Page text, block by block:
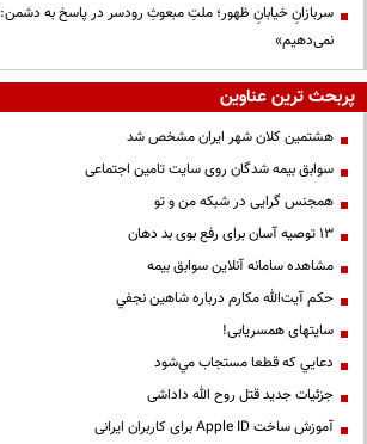
سربازانِ خیابانِ ظهور؛ ملتِ مبعوثِ رودسر در پاسخ به دشمن:
نمی‌دهیم»
پربحث ترین عناوین
هشتمین کلان شهر ایران مشخص شد
سوابق بیمه شدگان روی سایت تامین اجتماعی
همجنس گرایی در شبکه من و تو
13 توصیه آسان برای رفع بوی بد دهان
مشاهده سامانه آنلاين سوابق بیمه
حكم آيت‌الله مكارم درباره شاهين نجفي
سایتهای همسریابی!
دعايي كه قطعا مستجاب مي‌شود
جزئیات جدید قتل روح الله داداشی
آموزش ساخت Apple ID برای کاربران ایرانی